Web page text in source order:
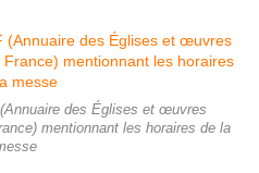
des Églises et œuvres
mentionnant les horaires de la